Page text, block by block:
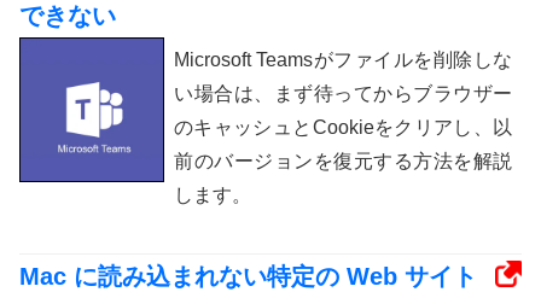
できない
Microsoft Teamsがファイルを削除しな
い場合は、まず待ってからブラウザー
のキャッシュとCookieをクリアし、以
前のバージョンを復元する方法を解説
します。
Mac に読み込まれない特定の Web サイト